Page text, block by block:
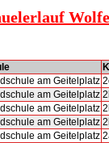
am Geitelplatz
am Geitelplatz
am Geitelplatz
am Geitelplatz
am Geitelplatz